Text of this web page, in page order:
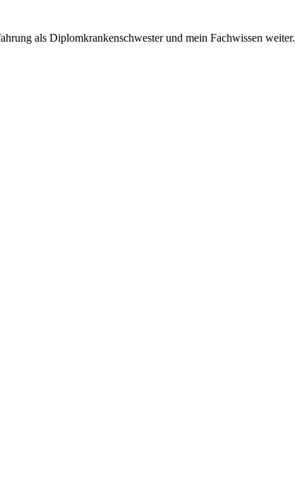
als Diplomkrankenschwester und mein Fachwissen weiter.